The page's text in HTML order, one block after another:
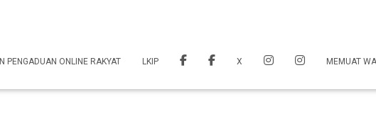
PENGADUAN ONLINE RAKYAT LKIP X MEMUAT